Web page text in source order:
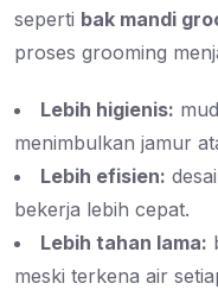
seperti bak mandi
proses grooming
Lebih higienis:
menimbulkan jamur
Lebih efisien:
bekerja lebih cepat.
Lebih tahan lama:
meski terkena air